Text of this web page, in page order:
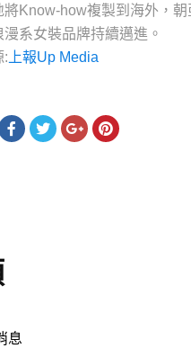
將Know-how複製到海外，朝
漫系女裝品牌持續邁進。
:上報Up Media
息